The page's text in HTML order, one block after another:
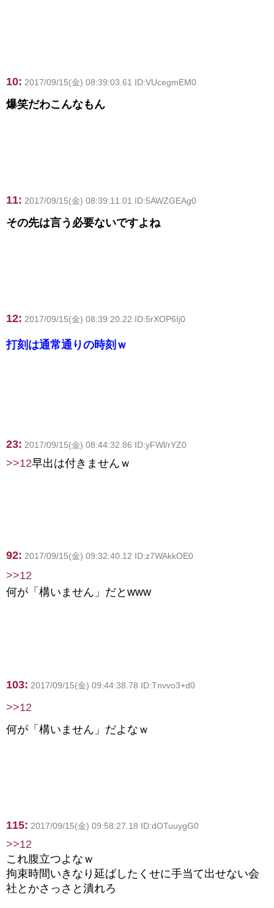
10: 2017/09/15(金) 08:39:03.61 ID:VUcegmEM0
爆笑だわこんなもん
11: 2017/09/15(金) 08:39:11.01 ID:5AWZGEAg0
その先は言う必要ないですよね
12: 2017/09/15(金) 08:39:20.22 ID:5rXOP6Ij0
打刻は通常通りの時刻ｗ
23: 2017/09/15(金) 08:44:32.86 ID:yFWl/rYZ0
>>12早出は付きませんｗ
92: 2017/09/15(金) 09:32:40.12 ID:z7WAkkOE0
>>12
何が「構いません」だとwww
103: 2017/09/15(金) 09:44:38.78 ID:Tnvvo3+d0
>>12
何が「構いません」だよなｗ
115: 2017/09/15(金) 09:58:27.18 ID:dOTuuygG0
>>12
これ腹立つよなｗ
拘束時間いきなり延ばしたくせに手当て出せない会
社とかさっさと潰れろ